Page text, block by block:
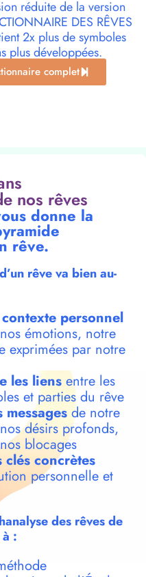
réduite de la version
DES RÊVES
2x plus de symboles
plus développées.
complet
nos rêves
donne la
rêve.
rêve va bien au-
personnel
émotions, notre
exprimées par notre
les liensentre les
et parties du rêve
de notre
désirs profonds,
blocages
concrètes
personnelle et
des rêves de
: